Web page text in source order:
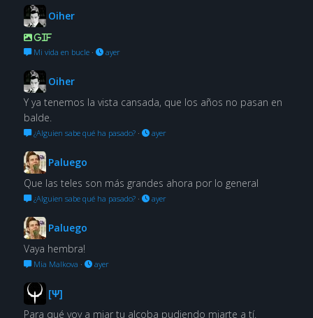
Oiher
GIF
Mi vida en bucle· ayer
Oiher
Y ya tenemos la vista cansada, que los años no pasan en
balde.
¿Alguien sabe qué ha pasado?· ayer
Paluego
Que las teles son más grandes ahora por lo general
¿Alguien sabe qué ha pasado?· ayer
Paluego
Vaya hembra!
Mia Malkova · ayer
[Ψ]
Para qué voy a miar tu alcoba pudiendo miarte a tí.